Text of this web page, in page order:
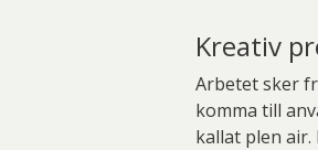
Kreativ
Arbetet sker
komma till
kallat plen